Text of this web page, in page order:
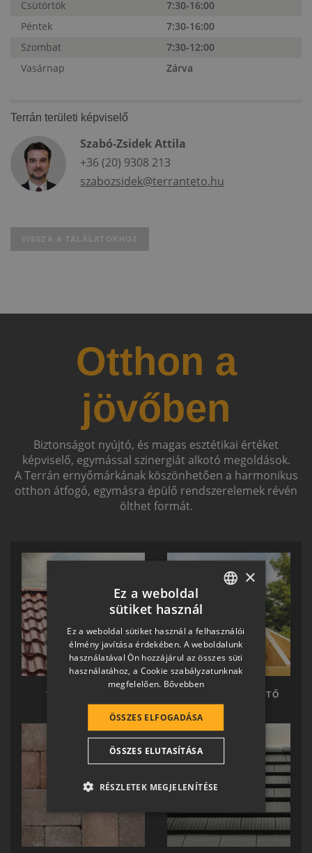
Csütörtök
7:30-16:00
Péntek
7:30-16:00
Szombat
7:30-12:00
Vasárnap
Zárva
Terrán területi képviselő
Szabó-Zsidek Attila
+36 (20) 9308 213
szabozsidek@terranteto.hu
VISSZA A TALÁLATOKHOZ
Otthon a
jövőben
Biztonságot nyújtó, és magas esztétikai értéket
képviselő, egymással szinergiát alkotó megoldások.
A Terrán ernyőmárkának köszönhetően a harmonikus
otthon átfogó, egymásra épülő rendszerelemek révén
ölthet formát.
TERRÁN TETŐ TERRÁN KÉSZTETŐ
HUNGARIAN
SLOVAK
GERMAN
ROMANIAN
CROATIAN
SR
RO-HU
ITALIAN
×
Ez a weboldal
sütiket használ
Ez a weboldal sütiket használ a felhasználói
élmény javítása érdekében. A weboldalunk
használatával Ön hozzájárul az összes süti
használatához, a Cookie szabályzatunknak
megfelelően. Bővebben
ÖSSZES ELFOGADÁSA
ÖSSZES ELUTASÍTÁSA
RÉSZLETEK MEGJELENÍTÉSE